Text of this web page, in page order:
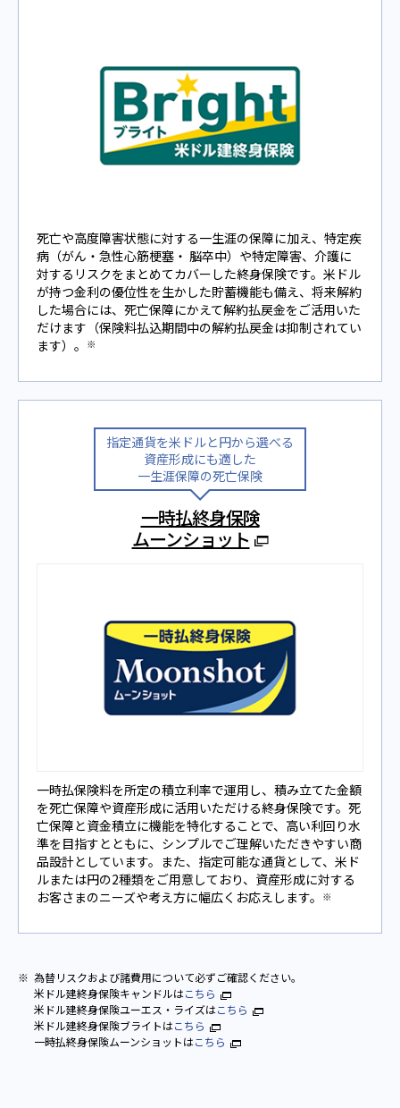
死亡や高度障害状態に対する一生涯の保障に加え、特定疾
病（がん・急性心筋梗塞・ 脳卒中）や特定障害、介護に
対するリスクをまとめてカバーした終身保険です。米ドル
が持つ金利の優位性を生かした貯蓄機能も備え、将来解約
した場合には、死亡保障にかえて解約払戻⾦をご活⽤いた
だけます（保険料払込期間中の解約払戻金は抑制されてい
ます）。
※
指定通貨を米ドルと円から選べる
資産形成にも適した
一生涯保障の死亡保険
一時払終身保険
ムーンショット
一時払保険料を所定の積立利率で運用し、積み立てた金額
を死亡保障や資産形成に活用いただける終身保険です。死
亡保障と資金積立に機能を特化することで、高い利回り水
準を目指すとともに、シンプルでご理解いただきやすい商
品設計としています。また、指定可能な通貨として、米ド
ルまたは円の2種類をご用意しており、資産形成に対する
お客さまのニーズや考え方に幅広くお応えします。
※
為替リスクおよび諸費用について必ずご確認ください。
米ドル建終身保険キャンドルはこちら
米ドル建終身保険ユーエス・ライズはこちら
米ドル建終身保険ブライトはこちら
一時払終身保険ムーンショットはこちら